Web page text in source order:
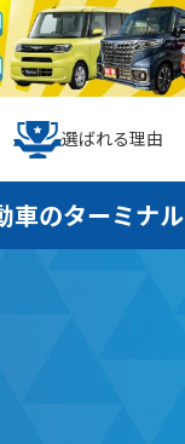
選ばれる理由
車のターミナル